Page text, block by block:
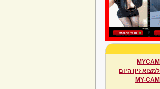
MYCAM
למצוא זיון היום
MY-CAM